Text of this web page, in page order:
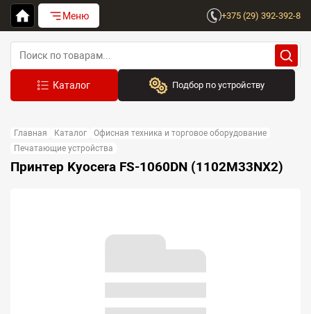
Меню +375 (29) 392-392-8
Подбор по устройству
Выберите бренд
Устройство:
Главная Каталог
Офисная техника и торговое оборудование
Печатающие устройства
Принтер Kyocera FS-1060DN (1102M33NX2)